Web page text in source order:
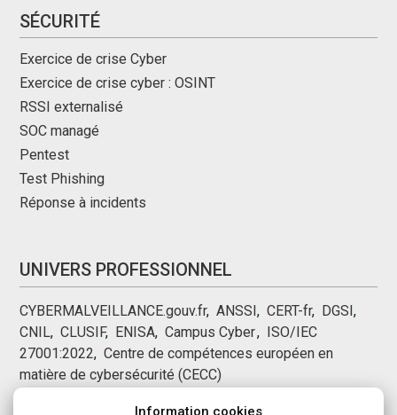
SÉCURITÉ
Exercice de crise Cyber
Exercice de crise cyber : OSINT
RSSI externalisé
SOC managé
Pentest
Test Phishing
Réponse à incidents
UNIVERS PROFESSIONNEL
CYBERMALVEILLANCE.gouv.fr,ANSSI,CERT-fr, DGSI,
CNIL,CLUSIF, ENISA,Campus Cyber,, ISO/IEC
27001:2022,Centre de compétences européen en
matière de cybersécurité (CECC)
Information cookies